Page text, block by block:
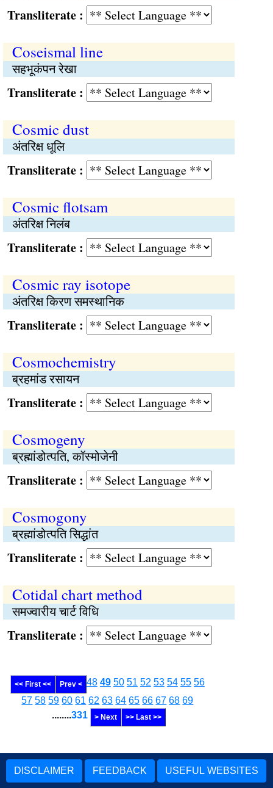
:
Coseismal line
सहभूकंपन रेखा
:
Cosmic dust
अंतरिक्ष धूलि
:
Cosmic flotsam
अंतरिक्ष निलंब
:
Cosmic ray isotope
अंतरिक्ष किरण समस्थानिक
:
Cosmochemistry
ब्रहमांड रसायन
:
Cosmogeny
ब्रह्मांडोत्पति, कॉस्मोजेनी
:
Cosmogony
ब्रह्मांडोत्पति सिद्धांत
:
Cotidal chart method
समज्वारीय चार्ट विधि
:
<< First << Prev < 48 49 50 51 52 53 54 55 56
57 58 59 60 61 62 63 64 65 66 67 68 69
........331 > Next >> Last >>
DISCLAIMER FEEDBACK USEFUL WEBSITES